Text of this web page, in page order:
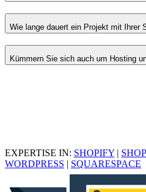
Wie lange dauert ein Projekt mit Ihrer
Kümmern Sie sich auch um Hosting
EXPERTISE IN: SHOPIFY |
WORDPRESS | SQUARESPACE